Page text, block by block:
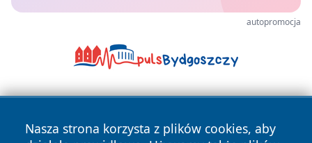
autopromocja
Nasza strona korzysta z plików cookies, aby